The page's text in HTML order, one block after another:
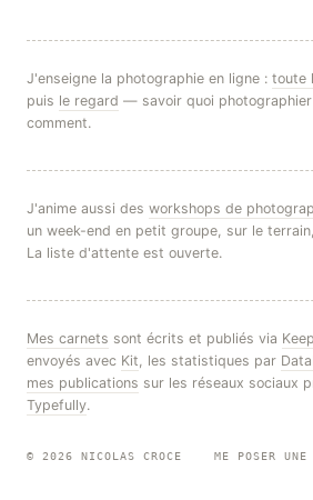
J'enseigne la photographie en ligne : toute
puis le regard — savoir quoi
comment.
J'anime aussi des workshops de
un week-end en petit groupe, sur le
La liste d'attente est ouverte.
Mes carnets sont écrits et publiés via
envoyés avec Kit, les statistiques par
mes publications sur les réseaux sociaux
Typefully.
© 2026 NICOLAS CROCE ME POSER UNE